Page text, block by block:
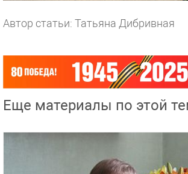
Автор статьи: Татьяна Дибривная
Еще материалы по этой